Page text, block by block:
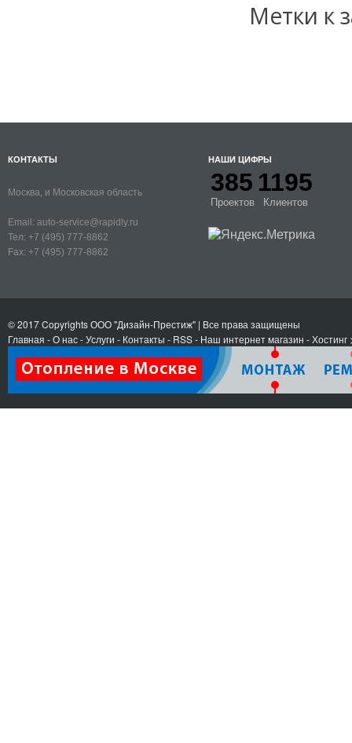
Метки к
КОНТАКТЫ
Москва, и Московская область
Email: auto-service@rapidly.ru
Тел: +7 (495) 777-8862
Fax: +7 (495) 777-8862
НАШИ ЦИФРЫ
385
Проектов
1195
Клиентов
© 2017 CopyrightsООО "Дизайн-Престиж" | Все права защищены
Главная -О нас-Услуги - Контакты - RSS- Наш интернет магазин -Хостинг